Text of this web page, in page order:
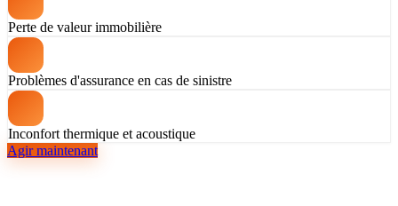
Perte de valeur immobilière
Problèmes d'assurance en cas de sinistre
Inconfort thermique et acoustique
Agir maintenant